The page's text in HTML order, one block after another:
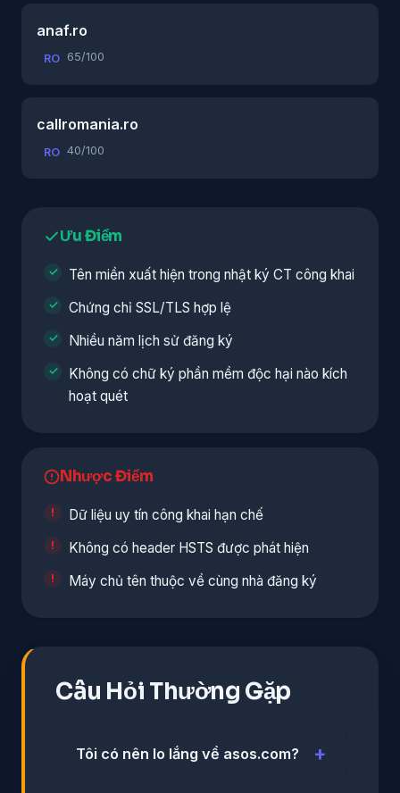
anaf.ro
RO 65/100
callromania.ro
RO 40/100
Ưu Điểm
Tên miền xuất hiện trong nhật ký CT công khai
Chứng chỉ SSL/TLS hợp lệ
Nhiều năm lịch sử đăng ký
Không có chữ ký phần mềm độc hại nào kích
hoạt quét
Nhược Điểm
Dữ liệu uy tín công khai hạn chế
Không có header HSTS được phát hiện
Máy chủ tên thuộc về cùng nhà đăng ký
Câu Hỏi Thường Gặp
Tôi có nên lo lắng về asos.com?